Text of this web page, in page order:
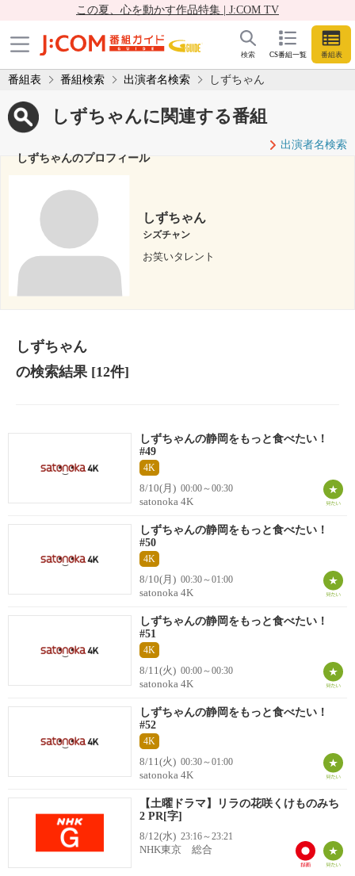
この夏、心を動かす作品特集 | J:COM TV
CS番組一覧 番組表
検索
番組表 番組検索 出演者名検索 しずちゃん
しずちゃんに関連する番組
出演者名検索
しずちゃんのプロフィール
しずちゃん
シズチャン
お笑いタレント
しずちゃん
の検索結果[12件]
しずちゃんの静岡をもっと食べたい！
#49
4K
8/10(月) 00:00～00:30
satonoka 4K
しずちゃんの静岡をもっと食べたい！
#50
4K
8/10(月) 00:30～01:00
satonoka 4K
しずちゃんの静岡をもっと食べたい！
#51
4K
8/11(火) 00:00～00:30
satonoka 4K
しずちゃんの静岡をもっと食べたい！
#52
4K
8/11(火) 00:30～01:00
satonoka 4K
【土曜ドラマ】リラの花咲くけものみち
2 PR[字]
8/12(水) 23:16～23:21
NHK東京 総合